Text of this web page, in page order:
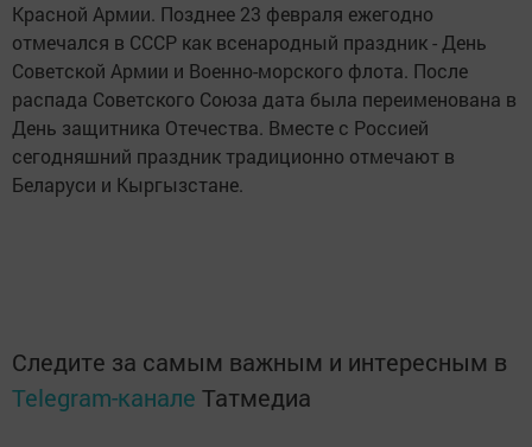
Красной Армии. Позднее 23 февраля ежегодно
отмечался в СССР как всенародный праздник - День
Советской Армии и Военно-морского флота. После
распада Советского Союза дата была переименована в
День защитника Отечества. Вместе с Россией
сегодняшний праздник традиционно отмечают в
Беларуси и Кыргызстане.
Следите за самым важным и интересным в
Telegram-канале Татмедиа